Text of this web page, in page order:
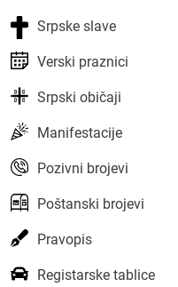
Srpske slave
Verski praznici
Srpski običaji
Manifestacije
Pozivni brojevi
Poštanski brojevi
Pravopis
Registarske tablice